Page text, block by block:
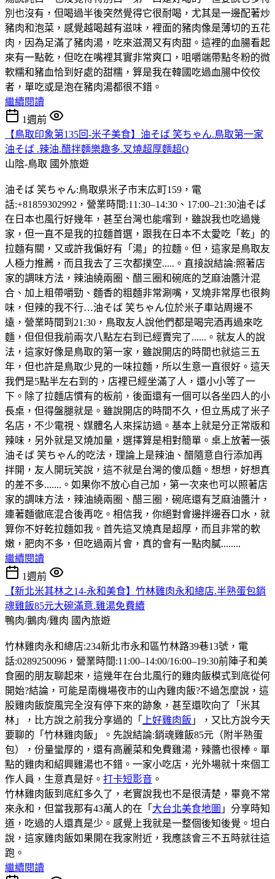
別也沒有，但喝過半後突然覺得它很耐喝，尤其是一邊配著炒
豬肉和泡菜，感覺越喝越有滋味，裡面的豬肉像是薄切的五花
肉，因為足滿了豬肉湯，吃來滋潤又有肉甜。這裡的血腸看起
來有一點乾，但吃在嘴裡其實非常爽口，咀嚼端帶點冬粉的微
軟糯和豬血恰到好處的甜糯，算是我在韓國吃過血腸中佼佼
者，單吃或是泡在豬肉湯都很不錯。
繼續閱讀
1週前
【鳥取印象第135回-米子美食】油そば 笑ちゃん.鳥取第一家
油そば .辣油.醋拌麵樂趣多.叉燒超厚麵超Q
山陰-鳥取 國外旅遊
油そば 笑ちゃん:鳥取県米子市末広町159，電
話:+81859302992，營業時間:11:30–14:30、17:00–21:30油そば
在日本也風行好幾年，甚至台灣也能嚐到，雖說我也吃過幾
家，但一直不是我的拉麵首選，跟我在日本不太愛吃「乾」的
拉麵有關，又或許我偏好有「湯」的拉麵。但，這家是鳥取友
人極力推薦，而且我去了三次都撲空.....。直接說結論:照著店
家的調味方法，辣油繞兩圈、醋三圈和碗底的芝麻油醬汁混
合、加上粗帶嚼勁、麵香的粗麵非常涮嘴，叉燒非常厚也很夠
味，但辣的我不行…油そば 笑ちゃん位於米子車站周邊不
遠，營業時間到21:30，鳥取友人說他們都是喝完酒再過來吃
麵，但但但我前兩次八點左右到已經賣完了......。就友人的說
法，這家好像是鳥取的第一家，雖說開店的時間也就這三五
年，但也許是鳥取少見的一味拉麵，所以生意一直很好。這天
我們是5點半左右到的，店裡已經坐滿了人，還小小等了一
下。除了拉麵店慣有的板前，後面還有一個可以各坐四人的小
長桌，但得盤腿就是。雖說開店的時間不久，但立馬成了米子
名店，不少電視、媒體名人來採訪過。基本上就是分正常版和
辣味，另外就是叉燒加量，選擇算是相對簡單。桌上放著一張
油そば 笑ちゃん的吃法，理論上是辣油、醋隨意自行添加再
拌開，友人開玩笑說，這不就是台灣的傻瓜麵。想想，好想真
的差不多.......。如果你不放心自己加，第一次來也可以照著店
家的調味方法，辣油繞兩圈、醋三圈，碗底還有芝麻油醬汁，
連著麵徹底混合後再吃。相信我，你絕對會邊拌邊吞口水，就
算你不好乾拉麵如我。首先這叉燒真是超厚，而且非常的軟
嫩，肥肉不多，但吃過兩片會，真的會有一點肉膩........
繼續閱讀
1週前
【新北米其林之14-永和美食】竹林雞肉永和總店.半熟蛋包銷
魂雞飯85元大碗滿意.雞湯免費續
鴨肉/鵝肉/雞肉 國內旅遊
竹林雞肉永和總店:234新北市永和區竹林路39巷13號，電
話:0289250096，營業時間:11:00–14:00/16:00–19:30前陣子和美
食圈的朋友聊起來，這幾年在台北風行的雞肉飯模式到底從何
開始?結論，可能是南機場夜市的山內雞肉飯?不過怎麼說，這
股雞肉飯旋風完全沒有停下來的跡象，甚至還吹向了「米其
林」，比方說之前我分享過的「
上好雞肉飯 」，又比方說今天
要聊的「竹林雞肉飯」。先說結論:銷魂雞飯85元（附半熟蛋
包），份量蠻厚的，還有高麗菜和免費雞湯，辣醬也很棒。單
點的雞肉和紹興雞湯也不錯。一家小吃店，光外場就十來個工
作人員，生意真是好。 打卡短影音 。
竹林雞肉飯到底紅多久了，老實說我也不是很清楚，畢竟不常
來永和，但當我那有43萬人的在「 大台北美食地圖 」分享時知
道，吃過的人還真是少。感覺上我就是一整個後知後覺。坦白
說，這家雞肉飯如果開在我家附近，我應該會三不五時就往這
跑。
繼續閱讀